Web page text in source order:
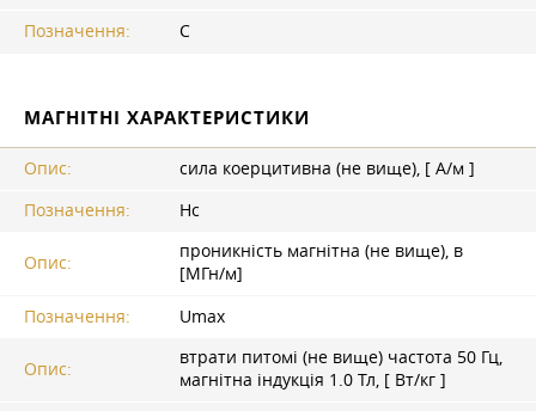
Позначення:
C
МАГНІТНІ ХАРАКТЕРИСТИКИ
Опис:
сила коерцитивна (не вище), [ А/м ]
Позначення:
Hc
Опис:
проникність магнітна (не вище), в
[МГн/м]
Позначення:
Umax
Опис:
втрати питомі (не вище) частота 50 Гц,
магнітна індукція 1.0 Тл, [ Вт/кг ]